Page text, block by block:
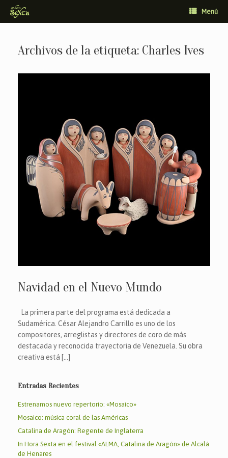
Saltar
contenido
Menú
Archivos de la etiqueta: Charles Ives
Navidad en el Nuevo Mundo
La primera parte del programa está dedicada a
Sudamérica. César Alejandro Carrillo es uno de los
compositores, arreglistas y directores de coro de más
destacada y reconocida trayectoria de Venezuela. Su obra
creativa está […]
Entradas Recientes
Estrenamos nuevo repertorio: «Mosaico»
Mosaico: música coral de las Américas
Catalina de Aragón: Regente de Inglaterra
In Hora Sexta en el festival «ALMA, Catalina de Aragón» de Alcalá
de Henares